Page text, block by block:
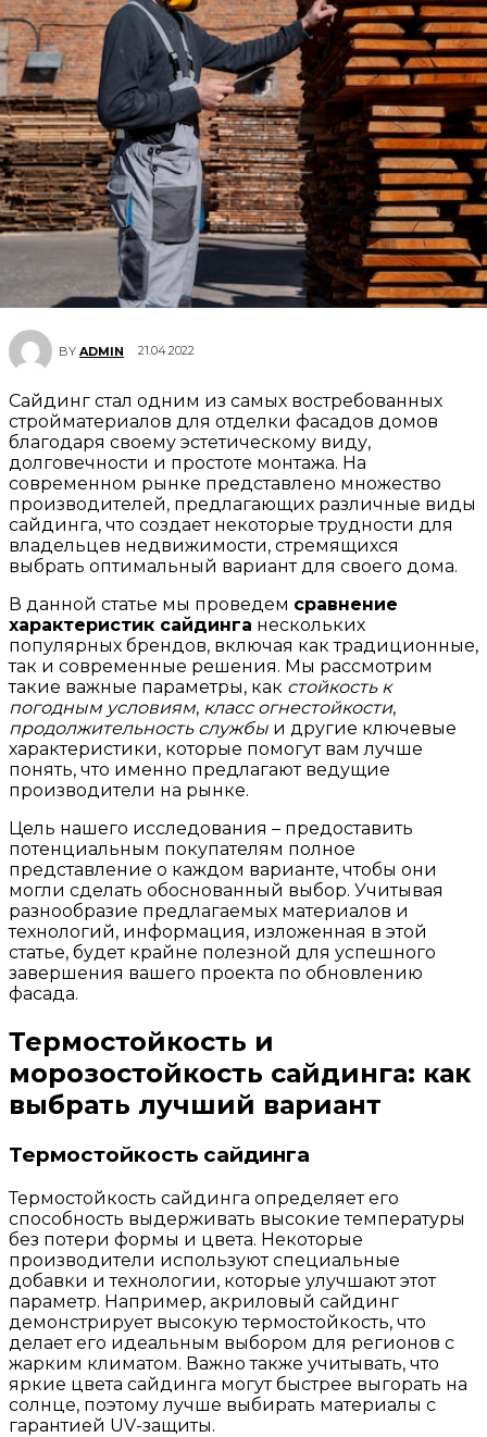
BY ADMIN 21.04.2022
Сайдинг стал одним из самых востребованных
стройматериалов для отделки фасадов домов
благодаря своему эстетическому виду,
долговечности и простоте монтажа. На
современном рынке представлено множество
производителей, предлагающих различные виды
сайдинга, что создает некоторые трудности для
владельцев недвижимости, стремящихся
выбрать оптимальный вариант для своего дома.
В данной статье мы проведем сравнение
характеристик сайдинга нескольких
популярных брендов, включая как традиционные,
так и современные решения. Мы рассмотрим
такие важные параметры, как стойкость к
погодным условиям, класс огнестойкости,
продолжительность службы и другие ключевые
характеристики, которые помогут вам лучше
понять, что именно предлагают ведущие
производители на рынке.
Цель нашего исследования – предоставить
потенциальным покупателям полное
представление о каждом варианте, чтобы они
могли сделать обоснованный выбор. Учитывая
разнообразие предлагаемых материалов и
технологий, информация, изложенная в этой
статье, будет крайне полезной для успешного
завершения вашего проекта по обновлению
фасада.
Термостойкость и
морозостойкость сайдинга: как
выбрать лучший вариант
Термостойкость сайдинга
Термостойкость сайдинга определяет его
способность выдерживать высокие температуры
без потери формы и цвета. Некоторые
производители используют специальные
добавки и технологии, которые улучшают этот
параметр. Например, акриловый сайдинг
демонстрирует высокую термостойкость, что
делает его идеальным выбором для регионов с
жарким климатом. Важно также учитывать, что
яркие цвета сайдинга могут быстрее выгорать на
солнце, поэтому лучше выбирать материалы с
гарантией UV-защиты.